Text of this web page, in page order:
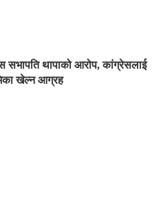
थापाको आरोप, कांग्रेसलाई
खेल्न आग्रह